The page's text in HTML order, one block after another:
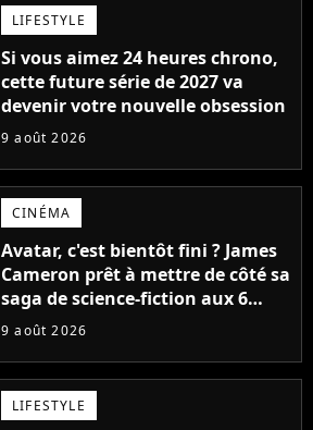
LIFESTYLE
Si vous aimez 24 heures chrono,
cette future série de 2027 va
devenir votre nouvelle obsession
9 août 2026
CINÉMA
Avatar, c'est bientôt fini ? James
Cameron prêt à mettre de côté sa
saga de science-fiction aux 6
milliards de recettes
9 août 2026
LIFESTYLE